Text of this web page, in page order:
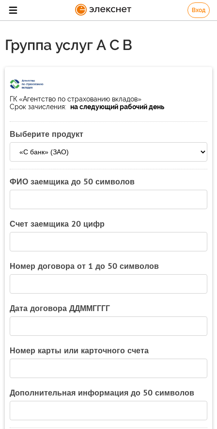
Вход
Группа услуг А С В
ГК «Агентство по страхованию вкладов»
Срок зачисления: на следующий рабочий день
Выберите продукт
ФИО заемщика до 50 символов
Счет заемщика 20 цифр
Номер договора от 1 до 50 символов
Дата договора ДДММГГГГ
Номер карты или карточного счета
Дополнительная информация до 50 символов